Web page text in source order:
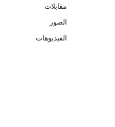
مقابلات
الصور
الفيديوهات